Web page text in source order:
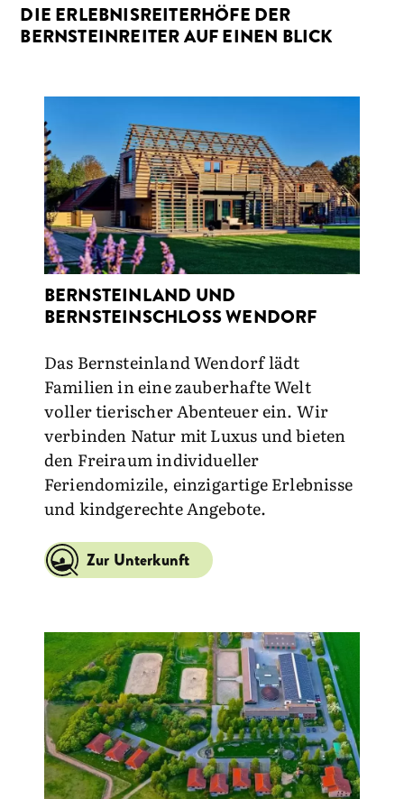
DIE ERLEBNISREITERHÖFE DER
BERNSTEINREITER AUF EINEN BLICK
BERNSTEINLAND UND
BERNSTEINSCHLOSS WENDORF
Das Bernsteinland Wendorf lädt
Familien in eine zauberhafte Welt
voller tierischer Abenteuer ein. Wir
verbinden Natur mit Luxus und bieten
den Freiraum individueller
Feriendomizile, einzigartige Erlebnisse
und kindgerechte Angebote.
Zur Unterkunft